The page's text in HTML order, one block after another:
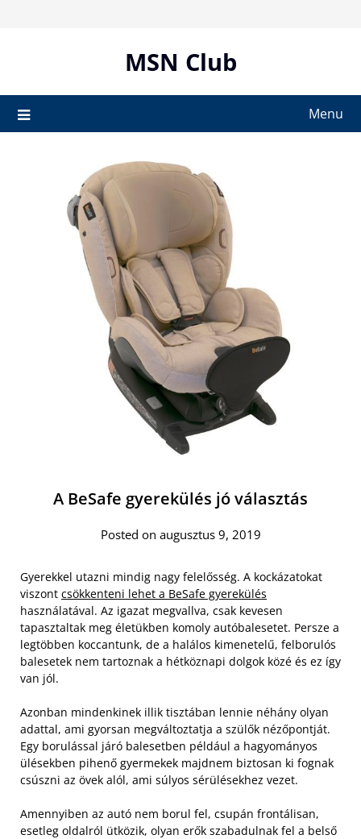
MSN Club
Menu
A BeSafe gyerekülés jó választás
Posted on augusztus 9, 2019
Gyerekkel utazni mindig nagy felelősség. A kockázatokat
viszont csökkenteni lehet a BeSafe gyerekülés
használatával. Az igazat megvallva, csak kevesen
tapasztaltak meg életükben komoly autóbalesetet. Persze a
legtöbben koccantunk, de a halálos kimenetelű, felborulós
balesetek nem tartoznak a hétköznapi dolgok közé és ez így
van jól.
Azonban mindenkinek illik tisztában lennie néhány olyan
adattal, ami gyorsan megváltoztatja a szülők nézőpontját.
Egy borulással járó balesetben például a hagyományos
ülésekben pihenő gyermekek majdnem biztosan ki fognak
csúszni az övek alól, ami súlyos sérülésekhez vezet.
Amennyiben az autó nem borul fel, csupán frontálisan,
esetleg oldalról ütközik, olyan erők szabadulnak fel a belső